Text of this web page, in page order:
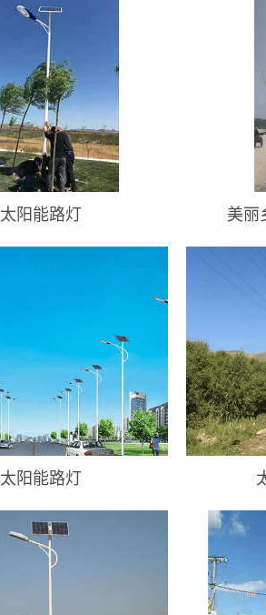
太阳能路灯 美丽
太阳能路灯